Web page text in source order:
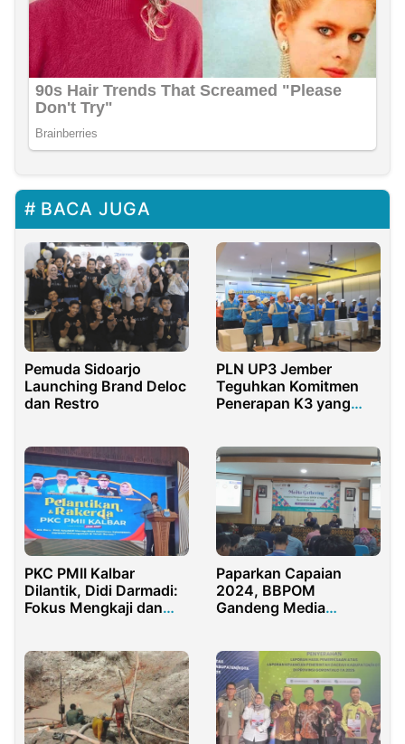
BACA JUGA
Pemuda Sidoarjo
Launching Brand Deloc
dan Restro
PLN UP3 Jember
Teguhkan Komitmen
Penerapan K3 yang
PKC PMII Kalbar
Dilantik, Didi Darmadi:
Fokus Mengkaji dan
Paparkan Capaian
2024, BBPOM
Gandeng Media